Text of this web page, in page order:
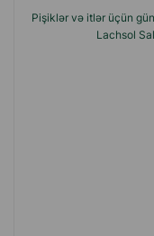
Pişiklər və itlər üçün
Lachsol